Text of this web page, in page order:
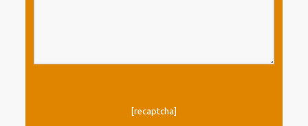
[recaptcha]